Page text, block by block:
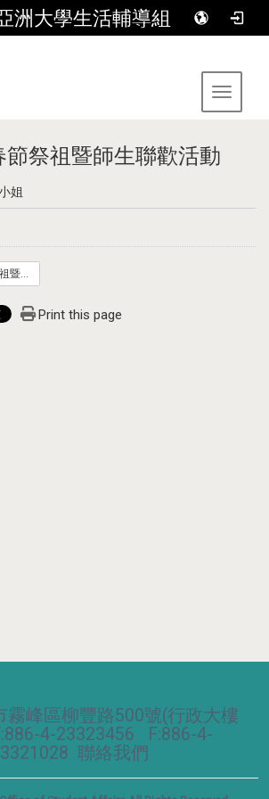
洲大學生活輔導組
Toggle
節祭祖暨師生聯歡活動
姐
114-2_僑生春節祭祖暨師生聯歡活動.pdf
Print this page
霧峰區柳豐路500號(行政大樓
4-23323456 F:886-4-
聯絡我們